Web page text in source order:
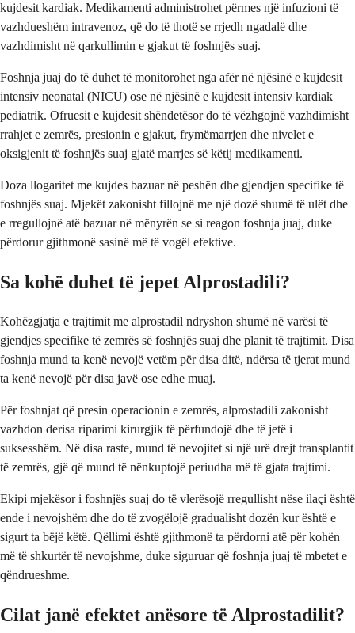
kujdesit kardiak. Medikamenti administrohet përmes një infuzioni të
vazhdueshëm intravenoz, që do të thotë se rrjedh ngadalë dhe
vazhdimisht në qarkullimin e gjakut të foshnjës suaj.
Foshnja juaj do të duhet të monitorohet nga afër në njësinë e kujdesit
intensiv neonatal (NICU) ose në njësinë e kujdesit intensiv kardiak
pediatrik. Ofruesit e kujdesit shëndetësor do të vëzhgojnë vazhdimisht
rrahjet e zemrës, presionin e gjakut, frymëmarrjen dhe nivelet e
oksigjenit të foshnjës suaj gjatë marrjes së këtij medikamenti.
Doza llogaritet me kujdes bazuar në peshën dhe gjendjen specifike të
foshnjës suaj. Mjekët zakonisht fillojnë me një dozë shumë të ulët dhe
e rregullojnë atë bazuar në mënyrën se si reagon foshnja juaj, duke
përdorur gjithmonë sasinë më të vogël efektive.
Sa kohë duhet të jepet Alprostadili?
Kohëzgjatja e trajtimit me alprostadil ndryshon shumë në varësi të
gjendjes specifike të zemrës së foshnjës suaj dhe planit të trajtimit. Disa
foshnja mund ta kenë nevojë vetëm për disa ditë, ndërsa të tjerat mund
ta kenë nevojë për disa javë ose edhe muaj.
Për foshnjat që presin operacionin e zemrës, alprostadili zakonisht
vazhdon derisa riparimi kirurgjik të përfundojë dhe të jetë i
suksesshëm. Në disa raste, mund të nevojitet si një urë drejt transplantit
të zemrës, gjë që mund të nënkuptojë periudha më të gjata trajtimi.
Ekipi mjekësor i foshnjës suaj do të vlerësojë rregullisht nëse ilaçi është
ende i nevojshëm dhe do të zvogëlojë gradualisht dozën kur është e
sigurt ta bëjë këtë. Qëllimi është gjithmonë ta përdorni atë për kohën
më të shkurtër të nevojshme, duke siguruar që foshnja juaj të mbetet e
qëndrueshme.
Cilat janë efektet anësore të Alprostadilit?